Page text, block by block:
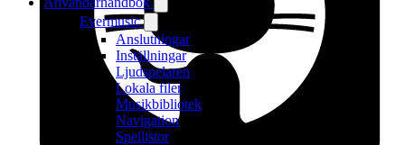
Evermusic
Anslutningar
Inställningar
Ljudspelaren
Lokala filer
Musikbibliotek
Navigation
Spellistor